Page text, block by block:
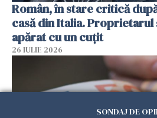
Român, în stare critică
casă din Italia. Proprietarul
apărat cu un cuțit
26 IULIE 2026
SONDAJ DE